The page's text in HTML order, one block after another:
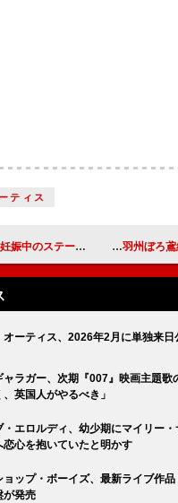
ティス
に嘔吐していたことを母親が回想 大泉洋、玉置浩二と再タッグによ
オーティス、2026年2月に単独来日
ャラガー、次期『007』映画主題歌
、英国人がやるべき」
・エロルディ、幼少期にマイリー
恋心を抱いていたと明かす
ョップ・ボーイズ、最新ライブ作
が発売